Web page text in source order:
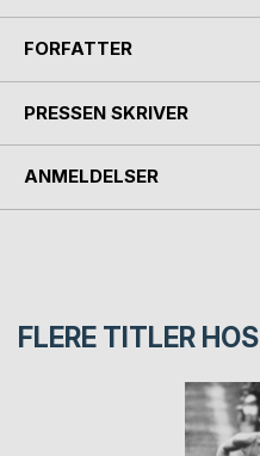
FORFATTER
PRESSEN SKRIVER
ANMELDELSER
FLERE TITLER HOS